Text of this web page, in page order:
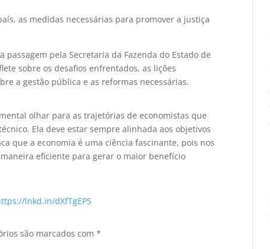
as medidas necessárias para promover a justiça
pela Secretaria da Fazenda do Estado de
sobre os desafios enfrentados, as lições
a gestão pública e as reformas necessárias.
olhar para as trajetórias de economistas que
Ela deve estar sempre alinhada aos objetivos
que a economia é uma ciência fascinante, pois nos
eficiente para gerar o maior benefício
lnkd.in/dXfTgEPS
são marcados com*